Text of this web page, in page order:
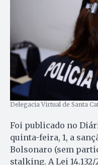
Delegacia Virtual de Santa
Foi publicado no
quinta-feira, 1, a
Bolsonaro (sem
stalking. A Lei